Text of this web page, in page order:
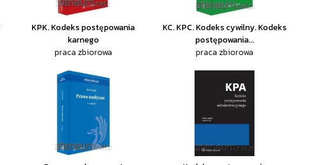
KPK. Kodeks postępowania
karnego
praca zbiorowa
KC. KPC. Kodeks cywilny. Kodeks
postępowania...
praca zbiorowa